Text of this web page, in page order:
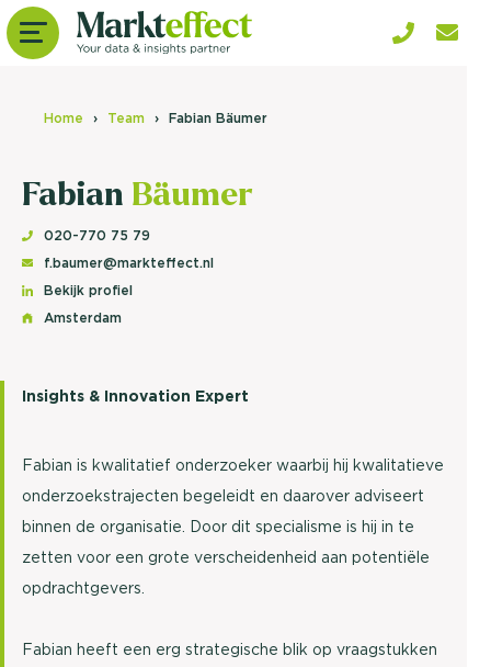
Home Team Fabian Bäumer
Fabian Bäumer
020-770 75 79
f.baumer@markteffect.nl
Bekijk profiel
Amsterdam
Insights & Innovation Expert
Fabian is kwalitatief onderzoeker waarbij hij kwalitatieve
onderzoekstrajecten begeleidt en daarover adviseert
binnen de organisatie. Door dit specialisme is hij in te
zetten voor een grote verscheidenheid aan potentiële
opdrachtgevers.
Fabian heeft een erg strategische blik op vraagstukken